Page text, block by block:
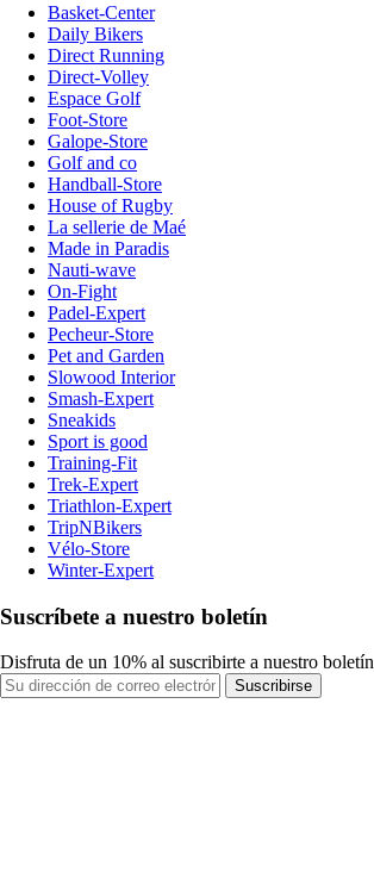
Basket-Center
Daily Bikers
Direct Running
Direct-Volley
Espace Golf
Foot-Store
Galope-Store
Golf and co
Handball-Store
House of Rugby
La sellerie de Maé
Made in Paradis
Nauti-wave
On-Fight
Padel-Expert
Pecheur-Store
Pet and Garden
Slowood Interior
Smash-Expert
Sneakids
Sport is good
Training-Fit
Trek-Expert
Triathlon-Expert
TripNBikers
Vélo-Store
Winter-Expert
Suscríbete a nuestro boletín
Disfruta de un 10% al suscribirte a nuestro boletín
Suscribirse